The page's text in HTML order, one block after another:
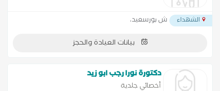
الشهداء ش بورسعيد،
بيانات العيادة والحجز
دكتورة نورا رجب ابو زيد
أخصائي جلدية